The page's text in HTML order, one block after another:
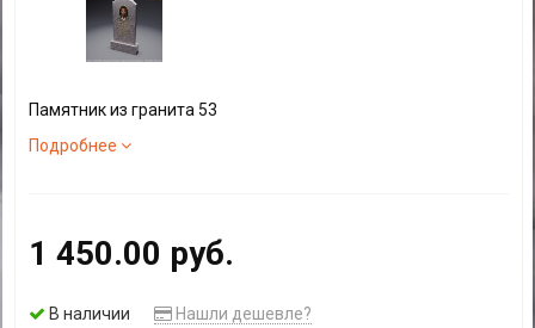
Памятник из гранита 53
Подробнее
1 450.00 руб.
В наличии Нашли дешевле?